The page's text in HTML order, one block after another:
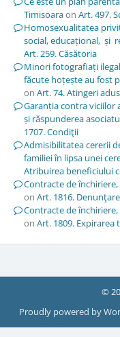
Timisoaraon Art. 497.
Homosexualitatea
social, educațional, și
Art. 259. Căsătoria
Minori fotografiați
făcute hoțește au fost
on Art. 74. Atingeri
Garanția contra viciilor
și răspunderea
1707. Condiţii
Admisibilitatea cererii
familiei în lipsa unei
Atribuirea beneficiului
Contracte de
on Art. 1816.
Contracte de
on Art. 1809. Expirarea
©
Proudly powered by